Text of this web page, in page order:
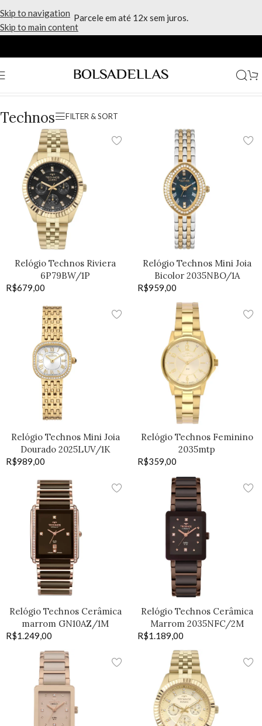
Skip to navigation
Skip to main content
Parcele em até 12x sem juros.
Início Technos/Página 3
Technos FILTER & SORT
Relógio Technos Riviera
6P79BW/1P
R$679,00
Relógio Technos Mini Joia
Bicolor 2035NBO/1A
R$959,00
Relógio Technos Mini Joia
Dourado 2025LUV/1K
R$989,00
Relógio Technos Feminino
2035mtp
R$359,00
Relógio Technos Cerâmica
marrom GN10AZ/1M
R$1.249,00
Relógio Technos Cerâmica
Marrom 2035NFC/2M
R$1.189,00